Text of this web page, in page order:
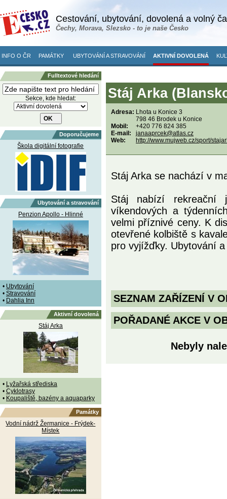
Cestování, ubytování, dovolená a volný
Čechy, Morava, Slezsko - to je naše Česko
INFO O ČR PAMÁTKY UBYTOVÁNÍ A STRAVOVÁNÍ AKTIVNÍ DOVOLENÁ
Fulltextové hledání
Sekce, kde hledat:
Doporučujeme
Škola digitální fotografie
Ubytování a stravování
Penzion Apollo - Hlinné
• Ubytování
• Stravování
• Dahlia Inn
Aktivní dovolená
Stáj Arka
• Lyžařská střediska
• Cyklotrasy
• Koupaliště, bazény a aquaparky
Památky
Vodní nádrž Žermanice - Frýdek-
Místek
Stáj Arka
Adresa: Lhota u Konice 3
798 46 Brodek u Konice
Mobil:
+420 776 824 385
E-mail:
janaaprcek@atlas.cz
Web:
http://www.mujweb.cz/sport/
Stáj Arka se nachází v
Stáj nabízí rekreační
víkendových a
velmi příznivé ceny. K
otevřené kolbiště s
pro vyjížďky. Ubytování
SEZNAM ZAŘÍZENÍ V
POŘADANÉ AKCE V
Nebyly